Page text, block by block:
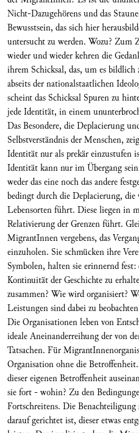
Nicht-Dazugehörens und das
Bewusstsein, das sich hier
untersucht zu werden. Wozu? Zum
wieder und wieder kehren die
ihrem Schicksal, das, um es
abseits der nationalstaatlichen
scheint das Schicksal Spuren zu
jede Identität, in einem
Das Besondere, die Deplacierung
Selbstverständnis der Menschen,
Identität nur als prekär einzustufen
Identität kann nur im Übergang
weder das eine noch das andere
bedingt durch die Deplacierung,
Lebensorten führt. Diese liegen in
Relativierung der Grenzen führt.
MigrantInnen vergebens, das
einzuholen. Sie schmücken ihre
Symbolen, halten sie erinnernd
Kontinuität der Geschichte zu
zusammen? Wie wird organisiert?
Leistungen sind dabei zu
Die Organisationen leben von
ideale Aneinanderreihung der von
Tatsachen. Für
Organisation ohne die
dieser eigenen Betroffenheit
sie fort - wohin? Zu den
Fortschreitens. Die
darauf gerichtet ist, dieser etwas